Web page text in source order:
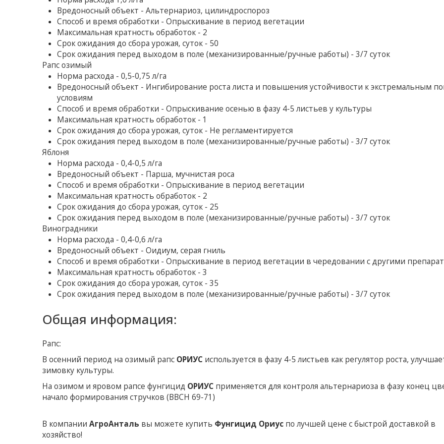
Вредоносный объект - Альтернариоз, цилиндроспороз
Способ и время обработки - Опрыскивание в период вегетации
Максимальная кратность обработок - 2
Срок ожидания до сбора урожая, суток - 50
Срок ожидания перед выходом в поле (механизированные/ручные работы) - 3/7 суток
Рапс озимый
Норма расхода - 0,5-0,75 л/га
Вредоносный объект - Ингибирование роста листа и повышения устойчивости к экстремальным
условиям
Способ и время обработки - Опрыскивание осенью в фазу 4-5 листьев у культуры
Максимальная кратность обработок - 1
Срок ожидания до сбора урожая, суток - Не регламентируется
Срок ожидания перед выходом в поле (механизированные/ручные работы) - 3/7 суток
Яблоня
Норма расхода - 0,4-0,5 л/га
Вредоносный объект - Парша, мучнистая роса
Способ и время обработки - Опрыскивание в период вегетации
Максимальная кратность обработок - 2
Срок ожидания до сбора урожая, суток - 25
Срок ожидания перед выходом в поле (механизированные/ручные работы) - 3/7 суток
Виноградники
Норма расхода - 0,4-0,6 л/га
Вредоносный объект - Оидиум, серая гниль
Способ и время обработки - Опрыскивание в период вегетации в чередовании с другими
Максимальная кратность обработок - 3
Срок ожидания до сбора урожая, суток - 35
Срок ожидания перед выходом в поле (механизированные/ручные работы) - 3/7 суток
Общая информация:
Рапс:
В осенний период на озимый рапс ОРИУС используется в фазу 4-5 листьев как регулятор роста,
зимовку культуры.
На озимом и яровом рапсе фунгицид ОРИУС применяется для контроля альтернариоза в фазу конец
начало формирования стручков (ВВСН 69-71)
В компанииАгроАнталь вы можете купить Фунгицид Ориус по лучшей цене с быстрой доставкой в
хозяйство!